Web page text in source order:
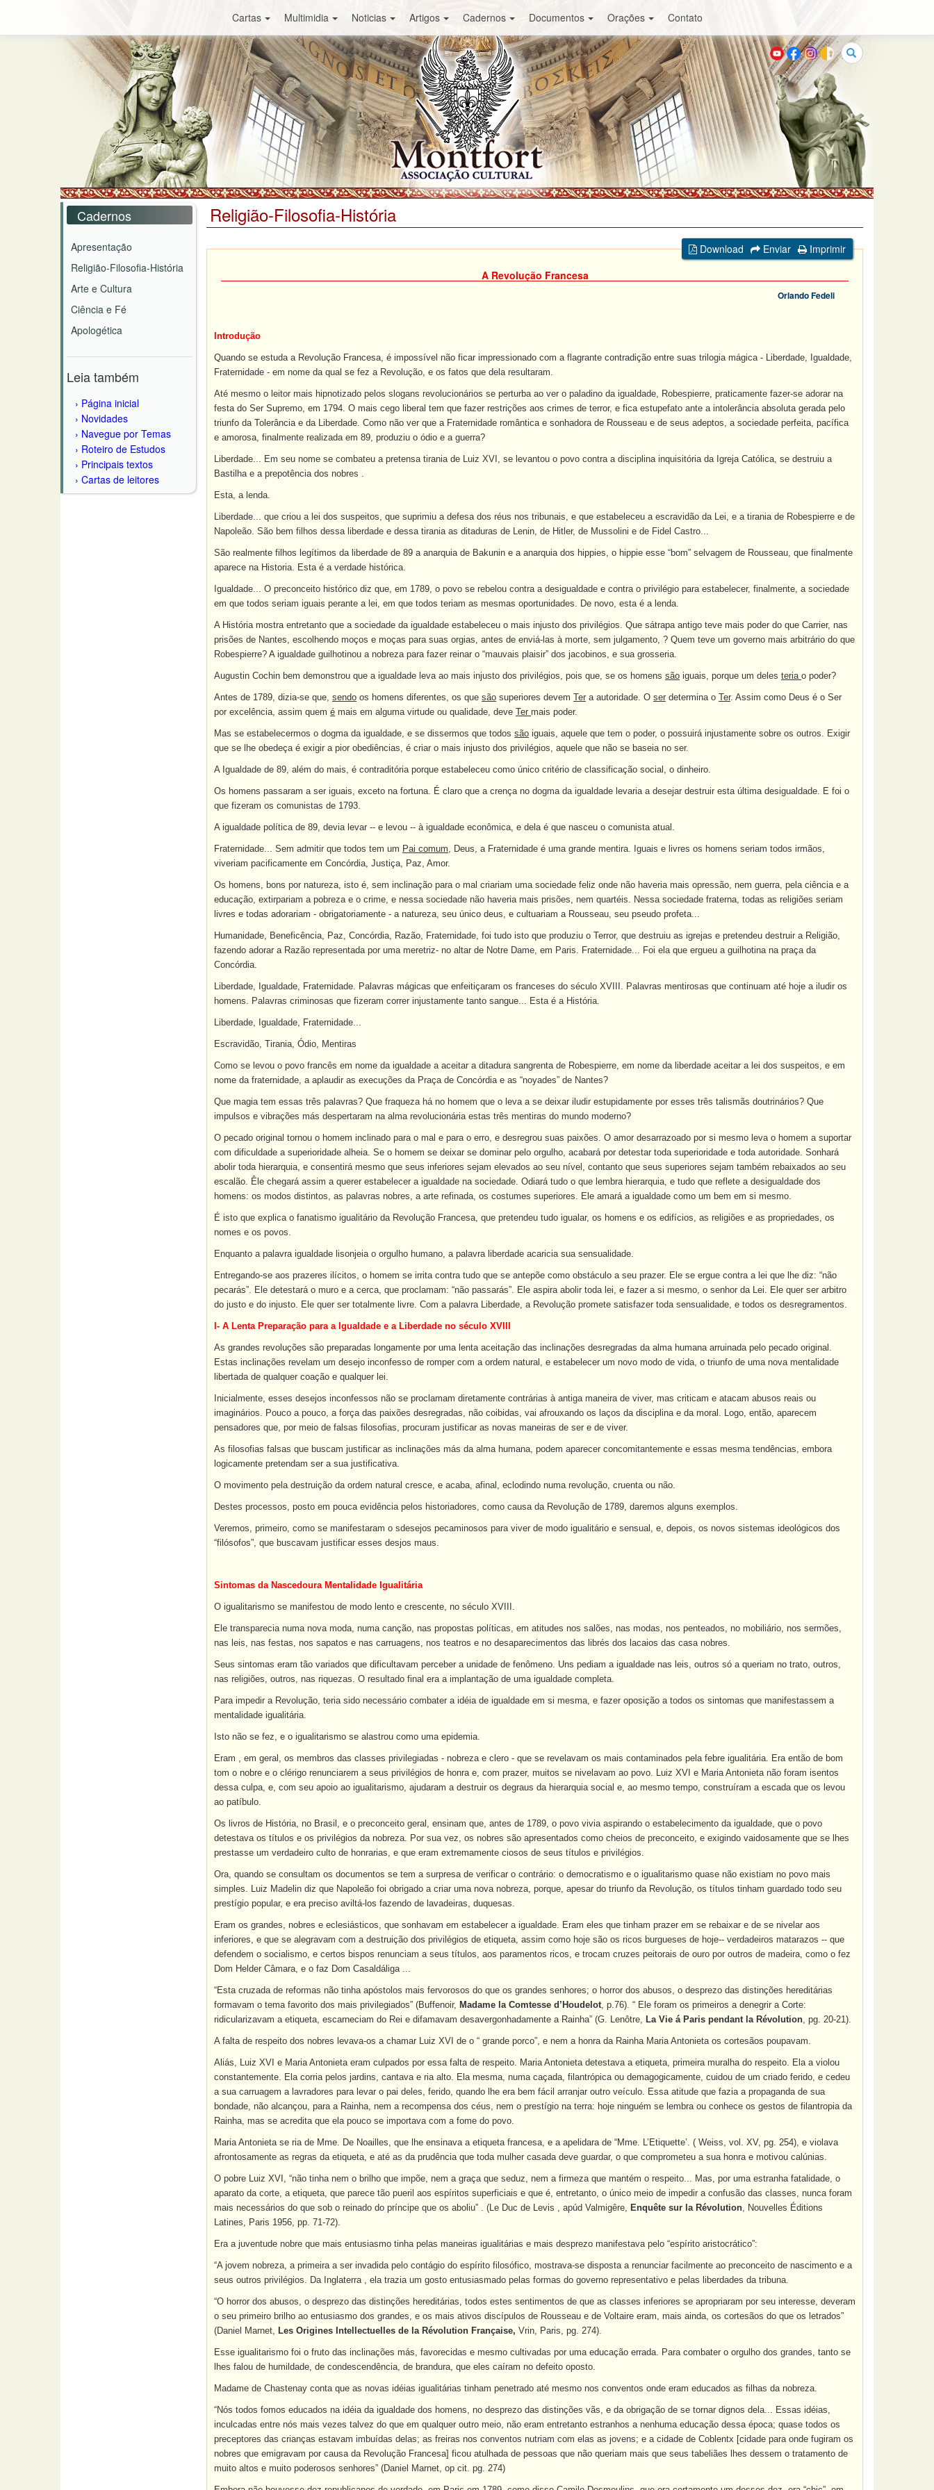
Cartas Multimidia Noticias Artigos Cadernos Documentos Orações Contato
Buscar
Cadernos
Apresentação
Religião-Filosofia-História
Arte e Cultura
Ciência e Fé
Apologética
Leia também
Página inicial
Novidades
Navegue por Temas
Roteiro de Estudos
Principais textos
Cartas de leitores
Religião-Filosofia-História
Download Enviar
Imprimir
A Revolução Francesa
Orlando Fedeli
Introdução
Quando se estuda a Revolução Francesa, é impossível não ficar impressionado com a flagrante contradição entre suas trilogia mágica - Liberdade, Igualdade,
Fraternidade - em nome da qual se fez a Revolução, e os fatos que dela resultaram.
Até mesmo o leitor mais hipnotizado pelos slogans revolucionários se perturba ao ver o paladino da igualdade, Robespierre, praticamente fazer-se adorar na
festa do Ser Supremo, em 1794. O mais cego liberal tem que fazer restrições aos crimes de terror, e fica estupefato ante a intolerância absoluta gerada pelo
triunfo da Tolerância e da Liberdade. Como não ver que a Fraternidade romântica e sonhadora de Rousseau e de seus adeptos, a sociedade perfeita, pacífica
e amorosa, finalmente realizada em 89, produziu o ódio e a guerra?
Liberdade... Em seu nome se combateu a pretensa tirania de Luiz XVI, se levantou o povo contra a disciplina inquisitória da Igreja Católica, se destruiu a
Bastilha e a prepotência dos nobres .
Esta, a lenda.
Liberdade... que criou a lei dos suspeitos, que suprimiu a defesa dos réus nos tribunais, e que estabeleceu a escravidão da Lei, e a tirania de Robespierre e de
Napoleão. São bem filhos dessa liberdade e dessa tirania as ditaduras de Lenin, de Hitler, de Mussolini e de Fidel Castro...
São realmente filhos legítimos da liberdade de 89 a anarquia de Bakunin e a anarquia dos hippies, o hippie esse “bom” selvagem de Rousseau, que finalmente
aparece na Historia. Esta é a verdade histórica.
Igualdade... O preconceito histórico diz que, em 1789, o povo se rebelou contra a desigualdade e contra o privilégio para estabelecer, finalmente, a sociedade
em que todos seriam iguais perante a lei, em que todos teriam as mesmas oportunidades. De novo, esta é a lenda.
A História mostra entretanto que a sociedade da igualdade estabeleceu o mais injusto dos privilégios. Que sátrapa antigo teve mais poder do que Carrier, nas
prisões de Nantes, escolhendo moços e moças para suas orgias, antes de enviá-las à morte, sem julgamento, ? Quem teve um governo mais arbitrário do que
Robespierre? A igualdade guilhotinou a nobreza para fazer reinar o “mauvais plaisir” dos jacobinos, e sua grosseria.
Augustin Cochin bem demonstrou que a igualdade leva ao mais injusto dos privilégios, pois que, se os homens são iguais, porque um deles teria o poder?
Antes de 1789, dizia-se que, sendo os homens diferentes, os que são superiores devem Ter a autoridade. O ser determina o Ter. Assim como Deus é o Ser
por excelência, assim quem é mais em alguma virtude ou qualidade, deve Ter mais poder.
Mas se estabelecermos o dogma da igualdade, e se dissermos que todos são iguais, aquele que tem o poder, o possuirá injustamente sobre os outros. Exigir
que se lhe obedeça é exigir a pior obediências, é criar o mais injusto dos privilégios, aquele que não se baseia no ser.
A Igualdade de 89, além do mais, é contraditória porque estabeleceu como único critério de classificação social, o dinheiro.
Os homens passaram a ser iguais, exceto na fortuna. É claro que a crença no dogma da igualdade levaria a desejar destruir esta última desigualdade. E foi o
que fizeram os comunistas de 1793.
A igualdade política de 89, devia levar -- e levou -- à igualdade econômica, e dela é que nasceu o comunista atual.
Fraternidade... Sem admitir que todos tem um Pai comum, Deus, a Fraternidade é uma grande mentira. Iguais e livres os homens seriam todos irmãos,
viveriam pacificamente em Concórdia, Justiça, Paz, Amor.
Os homens, bons por natureza, isto é, sem inclinação para o mal criariam uma sociedade feliz onde não haveria mais opressão, nem guerra, pela ciência e a
educação, extirpariam a pobreza e o crime, e nessa sociedade não haveria mais prisões, nem quartéis. Nessa sociedade fraterna, todas as religiões seriam
livres e todas adorariam - obrigatoriamente - a natureza, seu único deus, e cultuariam a Rousseau, seu pseudo profeta...
Humanidade, Beneficência, Paz, Concórdia, Razão, Fraternidade, foi tudo isto que produziu o Terror, que destruiu as igrejas e pretendeu destruir a Religião,
fazendo adorar a Razão representada por uma meretriz- no altar de Notre Dame, em Paris. Fraternidade... Foi ela que ergueu a guilhotina na praça da
Concórdia.
Liberdade, Igualdade, Fraternidade. Palavras mágicas que enfeitiçaram os franceses do século XVIII. Palavras mentirosas que continuam até hoje a iludir os
homens. Palavras criminosas que fizeram correr injustamente tanto sangue... Esta é a História.
Liberdade, Igualdade, Fraternidade...
Escravidão, Tirania, Ódio, Mentiras
Como se levou o povo francês em nome da igualdade a aceitar a ditadura sangrenta de Robespierre, em nome da liberdade aceitar a lei dos suspeitos, e em
nome da fraternidade, a aplaudir as execuções da Praça de Concórdia e as “noyades” de Nantes?
Que magia tem essas três palavras? Que fraqueza há no homem que o leva a se deixar iludir estupidamente por esses três talismãs doutrinários? Que
impulsos e vibrações más despertaram na alma revolucionária estas três mentiras do mundo moderno?
O pecado original tornou o homem inclinado para o mal e para o erro, e desregrou suas paixões. O amor desarrazoado por si mesmo leva o homem a suportar
com dificuldade a superioridade alheia. Se o homem se deixar se dominar pelo orgulho, acabará por detestar toda superioridade e toda autoridade. Sonhará
abolir toda hierarquia, e consentirá mesmo que seus inferiores sejam elevados ao seu nível, contanto que seus superiores sejam também rebaixados ao seu
escalão. Êle chegará assim a querer estabelecer a igualdade na sociedade. Odiará tudo o que lembra hierarquia, e tudo que reflete a desigualdade dos
homens: os modos distintos, as palavras nobres, a arte refinada, os costumes superiores. Ele amará a igualdade como um bem em si mesmo.
É isto que explica o fanatismo igualitário da Revolução Francesa, que pretendeu tudo igualar, os homens e os edifícios, as religiões e as propriedades, os
nomes e os povos.
Enquanto a palavra igualdade lisonjeia o orgulho humano, a palavra liberdade acaricia sua sensualidade.
Entregando-se aos prazeres ilícitos, o homem se irrita contra tudo que se antepõe como obstáculo a seu prazer. Ele se ergue contra a lei que lhe diz: “não
pecarás”. Ele detestará o muro e a cerca, que proclamam: “não passarás”. Ele aspira abolir toda lei, e fazer a si mesmo, o senhor da Lei. Ele quer ser arbitro
do justo e do injusto. Ele quer ser totalmente livre. Com a palavra Liberdade, a Revolução promete satisfazer toda sensualidade, e todos os desregramentos.
I- A Lenta Preparação para a Igualdade e a Liberdade no século XVIII
As grandes revoluções são preparadas longamente por uma lenta aceitação das inclinações desregradas da alma humana arruinada pelo pecado original.
Estas inclinações revelam um desejo inconfesso de romper com a ordem natural, e estabelecer um novo modo de vida, o triunfo de uma nova mentalidade
libertada de qualquer coação e qualquer lei.
Inicialmente, esses desejos inconfessos não se proclamam diretamente contrárias à antiga maneira de viver, mas criticam e atacam abusos reais ou
imaginários. Pouco a pouco, a força das paixões desregradas, não coibidas, vai afrouxando os laços da disciplina e da moral. Logo, então, aparecem
pensadores que, por meio de falsas filosofias, procuram justificar as novas maneiras de ser e de viver.
As filosofias falsas que buscam justificar as inclinações más da alma humana, podem aparecer concomitantemente e essas mesma tendências, embora
logicamente pretendam ser a sua justificativa.
O movimento pela destruição da ordem natural cresce, e acaba, afinal, eclodindo numa revolução, cruenta ou não.
Destes processos, posto em pouca evidência pelos historiadores, como causa da Revolução de 1789, daremos alguns exemplos.
Veremos, primeiro, como se manifestaram o sdesejos pecaminosos para viver de modo igualitário e sensual, e, depois, os novos sistemas ideológicos dos
“filósofos”, que buscavam justificar esses desjos maus.
Sintomas da Nascedoura Mentalidade Igualitária
O igualitarismo se manifestou de modo lento e crescente, no século XVIII.
Ele transparecia numa nova moda, numa canção, nas propostas políticas, em atitudes nos salões, nas modas, nos penteados, no mobiliário, nos sermões,
nas leis, nas festas, nos sapatos e nas carruagens, nos teatros e no desaparecimentos das librés dos lacaios das casa nobres.
Seus sintomas eram tão variados que dificultavam perceber a unidade de fenômeno. Uns pediam a igualdade nas leis, outros só a queriam no trato, outros,
nas religiões, outros, nas riquezas. O resultado final era a implantação de uma igualdade completa.
Para impedir a Revolução, teria sido necessário combater a idéia de igualdade em si mesma, e fazer oposição a todos os sintomas que manifestassem a
mentalidade igualitária.
Isto não se fez, e o igualitarismo se alastrou como uma epidemia.
Eram , em geral, os membros das classes privilegiadas - nobreza e clero - que se revelavam os mais contaminados pela febre igualitária. Era então de bom
tom o nobre e o clérigo renunciarem a seus privilégios de honra e, com prazer, muitos se nivelavam ao povo. Luiz XVI e Maria Antonieta não foram isentos
dessa culpa, e, com seu apoio ao igualitarismo, ajudaram a destruir os degraus da hierarquia social e, ao mesmo tempo, construíram a escada que os levou
ao patíbulo.
Os livros de História, no Brasil, e o preconceito geral, ensinam que, antes de 1789, o povo vivia aspirando o estabelecimento da igualdade, que o povo
detestava os títulos e os privilégios da nobreza. Por sua vez, os nobres são apresentados como cheios de preconceito, e exigindo vaidosamente que se lhes
prestasse um verdadeiro culto de honrarias, e que eram extremamente ciosos de seus títulos e privilégios.
Ora, quando se consultam os documentos se tem a surpresa de verificar o contrário: o democratismo e o igualitarismo quase não existiam no povo mais
simples. Luiz Madelin diz que Napoleão foi obrigado a criar uma nova nobreza, porque, apesar do triunfo da Revolução, os títulos tinham guardado todo seu
prestígio popular, e era preciso aviltá-los fazendo de lavadeiras, duquesas.
Eram os grandes, nobres e eclesiásticos, que sonhavam em estabelecer a igualdade. Eram eles que tinham prazer em se rebaixar e de se nivelar aos
inferiores, e que se alegravam com a destruição dos privilégios de etiqueta, assim como hoje são os ricos burgueses de hoje-- verdadeiros matarazos -- que
defendem o socialismo, e certos bispos renunciam a seus títulos, aos paramentos ricos, e trocam cruzes peitorais de ouro por outros de madeira, como o fez
Dom Helder Câmara, e o faz Dom Casaldáliga ...
“Esta cruzada de reformas não tinha apóstolos mais fervorosos do que os grandes senhores; o horror dos abusos, o desprezo das distinções hereditárias
formavam o tema favorito dos mais privilegiados” (Buffenoir, Madame la Comtesse d’Houdelot, p.76). “ Ele foram os primeiros a denegrir a Corte:
ridicularizavam a etiqueta, escarneciam do Rei e difamavam desavergonhadamente a Rainha” (G. Lenôtre, La Vie á Paris pendant la Révolution, pg. 20-21).
A falta de respeito dos nobres levava-os a chamar Luiz XVI de o “ grande porco”, e nem a honra da Rainha Maria Antonieta os cortesãos poupavam.
Aliás, Luiz XVI e Maria Antonieta eram culpados por essa falta de respeito. Maria Antonieta detestava a etiqueta, primeira muralha do respeito. Ela a violou
constantemente. Ela corria pelos jardins, cantava e ria alto. Ela mesma, numa caçada, filantrópica ou demagogicamente, cuidou de um criado ferido, e cedeu
a sua carruagem a lavradores para levar o pai deles, ferido, quando lhe era bem fácil arranjar outro veículo. Essa atitude que fazia a propaganda de sua
bondade, não alcançou, para a Rainha, nem a recompensa dos céus, nem o prestígio na terra: hoje ninguém se lembra ou conhece os gestos de filantropia da
Rainha, mas se acredita que ela pouco se importava com a fome do povo.
Maria Antonieta se ria de Mme. De Noailles, que lhe ensinava a etiqueta francesa, e a apelidara de “Mme. L’Etiquette’. ( Weiss, vol. XV, pg. 254), e violava
afrontosamente as regras da etiqueta, e até as da prudência que toda mulher casada deve guardar, o que comprometeu a sua honra e motivou calúnias.
O pobre Luiz XVI, “não tinha nem o brilho que impõe, nem a graça que seduz, nem a firmeza que mantém o respeito... Mas, por uma estranha fatalidade, o
aparato da corte, a etiqueta, que parece tão pueril aos espíritos superficiais e que é, entretanto, o único meio de impedir a confusão das classes, nunca foram
mais necessários do que sob o reinado do príncipe que os aboliu” . (Le Duc de Levis , apúd Valmigêre, Enquête sur la Révolution, Nouvelles Éditions
Latines, Paris 1956, pp. 71-72).
Era a juventude nobre que mais entusiasmo tinha pelas maneiras igualitárias e mais desprezo manifestava pelo “espírito aristocrático”:
“A jovem nobreza, a primeira a ser invadida pelo contágio do espírito filosófico, mostrava-se disposta a renunciar facilmente ao preconceito de nascimento e a
seus outros privilégios. Da Inglaterra , ela trazia um gosto entusiasmado pelas formas do governo representativo e pelas liberdades da tribuna.
“O horror dos abusos, o desprezo das distinções hereditárias, todos estes sentimentos de que as classes inferiores se apropriaram por seu interesse, deveram
o seu primeiro brilho ao entusiasmo dos grandes, e os mais ativos discípulos de Rousseau e de Voltaire eram, mais ainda, os cortesãos do que os letrados”
(Daniel Marnet, Les Origines Intellectuelles de la Révolution Française, Vrin, Paris, pg. 274).
Esse igualitarismo foi o fruto das inclinações más, favorecidas e mesmo cultivadas por uma educação errada. Para combater o orgulho dos grandes, tanto se
lhes falou de humildade, de condescendência, de brandura, que eles caíram no defeito oposto.
Madame de Chastenay conta que as novas idéias igualitárias tinham penetrado até mesmo nos conventos onde eram educados as filhas da nobreza.
“Nós todos fomos educados na idéia da igualdade dos homens, no desprezo das distinções vãs, e da obrigação de se tornar dignos dela... Essas idéias,
inculcadas entre nós mais vezes talvez do que em qualquer outro meio, não eram entretanto estranhos a nenhuma educação dessa época; quase todos os
preceptores das crianças estavam imbuídas delas; as freiras nos conventos nutriam com elas as jovens; e a cidade de Coblentx [cidade para onde fugiram os
nobres que emigravam por causa da Revolução Francesa] ficou atulhada de pessoas que não queriam mais que seus tabeliães lhes dessem o tratamento de
muito altos e muito poderosos senhores” (Daniel Marnet, op cit. pg. 274)